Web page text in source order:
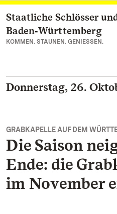
Zum Hauptinhalt springen
Staatliche Schlösser
Baden‑Württemberg
KOMMEN. STAUNEN. GENIESSEN.
Donnerstag, 26.
GRABKAPELLE AUF DEM
Die Saison
Ende: die
im November